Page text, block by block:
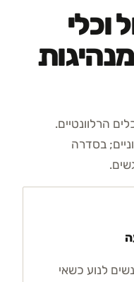
וכלי
הרלוונטיים.
בסדרה
לנוע כשאי